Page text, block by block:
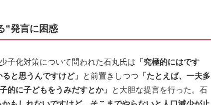
”発言に困惑
子化対策について問われた石丸氏は 「究極的にはです
と思うんですけど」
と前置きしつつ 「たとえば、一夫多
的に子どもをうみだすとか」
と大胆な提言を行った。石